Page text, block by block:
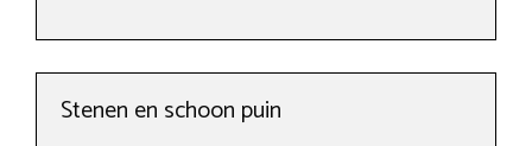
Stenen en schoon puin